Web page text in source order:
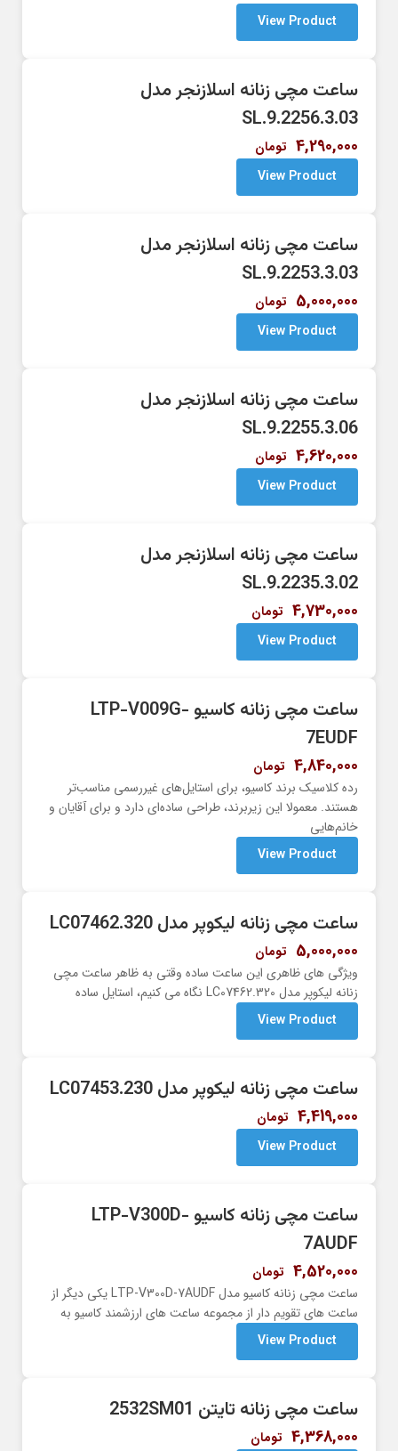
View Product
ساعت مچی زنانه اسلازنجر مدل
SL.9.2256.3.03
4,290,000 تومان
View Product
ساعت مچی زنانه اسلازنجر مدل
SL.9.2253.3.03
5,000,000 تومان
View Product
ساعت مچی زنانه اسلازنجر مدل
SL.9.2255.3.06
4,620,000 تومان
View Product
ساعت مچی زنانه اسلازنجر مدل
SL.9.2235.3.02
4,730,000 تومان
View Product
ساعت مچی زنانه کاسیو LTP-V009G-
7EUDF
4,840,000 تومان
رده کلاسیک برند کاسیو، برای استایل‌های غیررسمی مناسب‌تر
هستند. معمولا این زیربرند، طراحی ساده‌ای دارد و برای آقایان و
خانم‌هایی
View Product
ساعت مچی زنانه لیکوپر مدل LC07462.320
5,000,000 تومان
ویژگی های ظاهری این ساعت ساده وقتی به ظاهر ساعت مچی
زنانه لیکوپر مدل LC07462.320 نگاه می کنیم، استایل ساده
View Product
ساعت مچی زنانه لیکوپر مدل LC07453.230
4,419,000 تومان
View Product
ساعت مچی زنانه کاسیو LTP-V300D-
7AUDF
4,520,000 تومان
ساعت مچی زنانه کاسیو مدل LTP-V300D-7AUDF یکی دیگر از
ساعت های تقویم دار از مجموعه ساعت های ارزشمند کاسیو به
View Product
ساعت مچی زنانه تایتن 2532SM01
4,368,000 تومان